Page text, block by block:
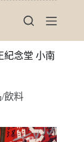
紀念堂 小南
飲料